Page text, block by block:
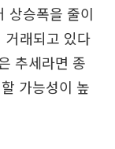
상승폭을 줄이
거래되고 있다
추세라면 종
가능성이 높